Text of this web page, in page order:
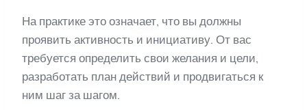
На практике это означает, что вы должны
проявить активность и инициативу. От вас
требуется определить свои желания и цели,
разработать план действий и продвигаться к
ним шаг за шагом.